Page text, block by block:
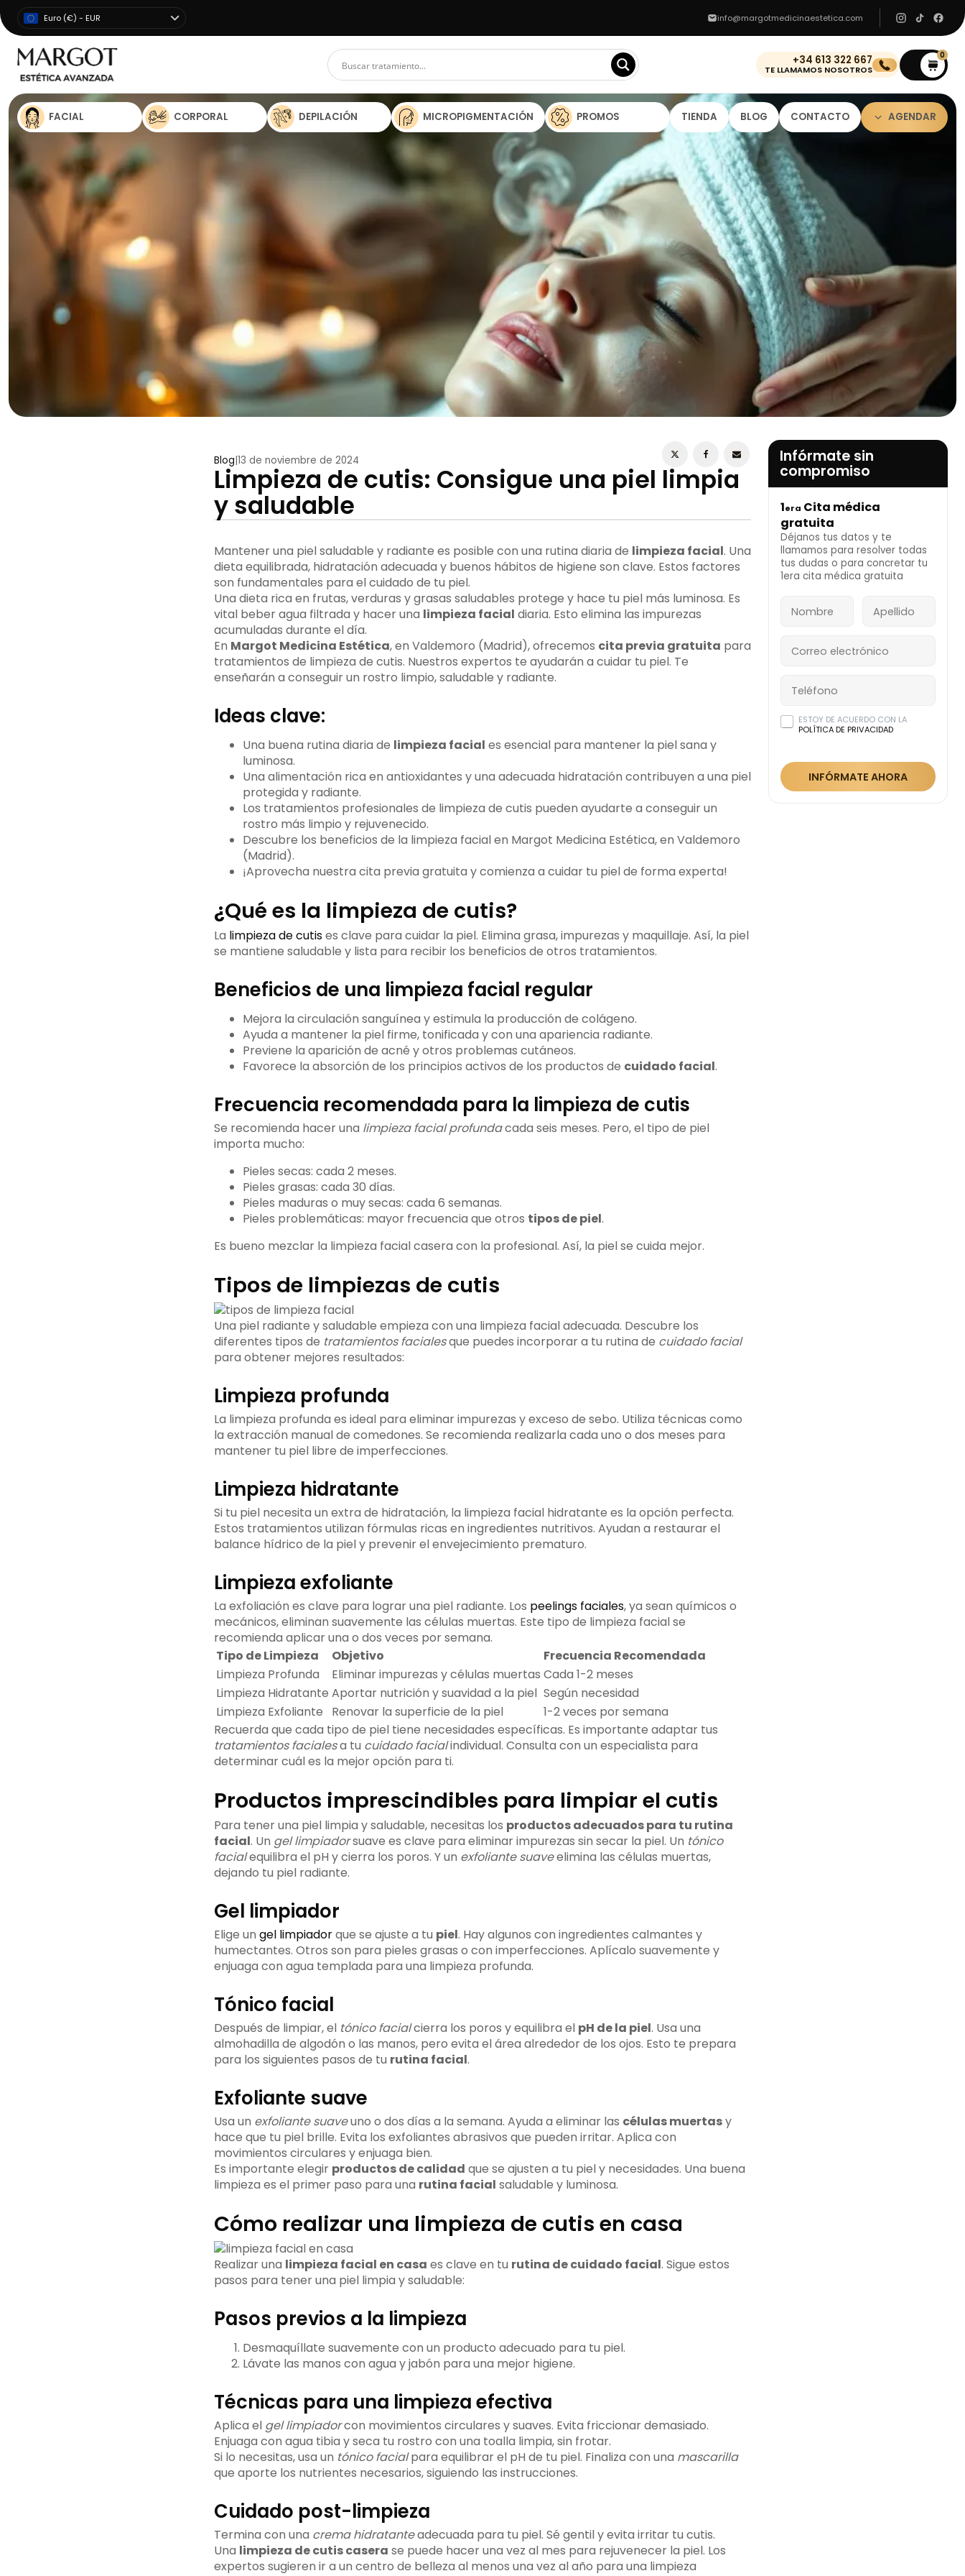
Euro (€) - EUR info@margotmedicinaestetica.com
+34 613 322 667
TE LLAMAMOS NOSOTROS
0
FACIAL CORPORAL DEPILACIÓN MICROPIGMENTACIÓN PROMOS TIENDA BLOG CONTACTO AGENDAR
ESTOY DE ACUERDO CON LA
POLÍTICA DE
PRIVACIDAD
INFÓRMATE AHORA
Blog 13 de noviembre de 2024
Limpieza de cutis: Consigue una piel limpia
y saludable
Mantener una piel saludable y radiante es posible con una rutina diaria de limpieza facial. Una
dieta equilibrada, hidratación adecuada y buenos hábitos de higiene son clave. Estos factores
son fundamentales para el cuidado de tu piel.
Una dieta rica en frutas, verduras y grasas saludables protege y hace tu piel más luminosa. Es
vital beber agua filtrada y hacer una limpieza facial diaria. Esto elimina las impurezas
acumuladas durante el día.
En Margot Medicina Estética, en Valdemoro (Madrid), ofrecemos cita previa gratuita para
tratamientos de limpieza de cutis. Nuestros expertos te ayudarán a cuidar tu piel. Te
enseñarán a conseguir un rostro limpio, saludable y radiante.
Ideas clave:
Una buena rutina diaria de limpieza facial es esencial para mantener la piel sana y
luminosa.
Una alimentación rica en antioxidantes y una adecuada hidratación contribuyen a una piel
protegida y radiante.
Los tratamientos profesionales de limpieza de cutis pueden ayudarte a conseguir un
rostro más limpio y rejuvenecido.
Descubre los beneficios de la limpieza facial en Margot Medicina Estética, en Valdemoro
(Madrid).
¡Aprovecha nuestra cita previa gratuita y comienza a cuidar tu piel de forma experta!
¿Qué es la limpieza de cutis?
La limpieza de cutises clave para cuidar la piel. Elimina grasa, impurezas y maquillaje. Así, la piel
se mantiene saludable y lista para recibir los beneficios de otros tratamientos.
Beneficios de una limpieza facial regular
Mejora la circulación sanguínea y estimula la producción de colágeno.
Ayuda a mantener la piel firme, tonificada y con una apariencia radiante.
Previene la aparición de acné y otros problemas cutáneos.
Favorece la absorción de los principios activos de los productos de cuidado facial.
Frecuencia recomendada para la limpieza de cutis
Se recomienda hacer una limpieza facial profundacada seis meses. Pero, el tipo de piel
importa mucho:
Pieles secas: cada 2 meses.
Pieles grasas: cada 30 días.
Pieles maduras o muy secas: cada 6 semanas.
Pieles problemáticas: mayor frecuencia que otros tipos de piel.
Es bueno mezclar la limpieza facial casera con la profesional. Así, la piel se cuida mejor.
Tipos de limpiezas de cutis
Una piel radiante y saludable empieza con una limpieza facial adecuada. Descubre los
diferentes tipos de tratamientos facialesque puedes incorporar a tu rutina de cuidado facial
para obtener mejores resultados:
Limpieza profunda
La limpieza profunda es ideal para eliminar impurezas y exceso de sebo. Utiliza técnicas como
la extracción manual de comedones. Se recomienda realizarla cada uno o dos meses para
mantener tu piel libre de imperfecciones.
Limpieza hidratante
Si tu piel necesita un extra de hidratación, la limpieza facial hidratante es la opción perfecta.
Estos tratamientos utilizan fórmulas ricas en ingredientes nutritivos. Ayudan a restaurar el
balance hídrico de la piel y prevenir el envejecimiento prematuro.
Limpieza exfoliante
La exfoliación es clave para lograr una piel radiante. Los peelings faciales, ya sean químicos o
mecánicos, eliminan suavemente las células muertas. Este tipo de limpieza facial se
recomienda aplicar una o dos veces por semana.
Tipo de Limpieza
Objetivo
Frecuencia Recomendada
Limpieza Profunda
Eliminar impurezas y células muertas Cada 1-2 meses
Limpieza Hidratante Aportar nutrición y suavidad a la piel Según necesidad
Limpieza Exfoliante
Renovar la superficie de la piel
1-2 veces por semana
Recuerda que cada tipo de piel tiene necesidades específicas. Es importante adaptar tus
tratamientos facialesa tu cuidado facialindividual. Consulta con un especialista para
determinar cuál es la mejor opción para ti.
Productos imprescindibles para limpiar el cutis
Para tener una piel limpia y saludable, necesitas los productos adecuados para tu rutina
facial. Un gel limpiadorsuave es clave para eliminar impurezas sin secar la piel. Un tónico
facialequilibra el pH y cierra los poros. Y un exfoliante suaveelimina las células muertas,
dejando tu piel radiante.
Gel limpiador
Elige un gel limpiadorque se ajuste a tu piel. Hay algunos con ingredientes calmantes y
humectantes. Otros son para pieles grasas o con imperfecciones. Aplícalo suavemente y
enjuaga con agua templada para una limpieza profunda.
Tónico facial
Después de limpiar, el tónico facialcierra los poros y equilibra el pH de la piel. Usa una
almohadilla de algodón o las manos, pero evita el área alrededor de los ojos. Esto te prepara
para los siguientes pasos de tu rutina facial.
Exfoliante suave
Usa un exfoliante suaveuno o dos días a la semana. Ayuda a eliminar las células muertasy
hace que tu piel brille. Evita los exfoliantes abrasivos que pueden irritar. Aplica con
movimientos circulares y enjuaga bien.
Es importante elegir productos de calidad que se ajusten a tu piel y necesidades. Una buena
limpieza es el primer paso para una rutina facial saludable y luminosa.
Cómo realizar una limpieza de cutis en casa
Realizar una limpieza facial en casa es clave en tu rutina de cuidado facial. Sigue estos
pasos para tener una piel limpia y saludable:
Pasos previos a la limpieza
Desmaquíllate suavemente con un producto adecuado para tu piel.
Lávate las manos con agua y jabón para una mejor higiene.
Técnicas para una limpieza efectiva
Aplica el gel limpiadorcon movimientos circulares y suaves. Evita friccionar demasiado.
Enjuaga con agua tibia y seca tu rostro con una toalla limpia, sin frotar.
Si lo necesitas, usa un tónico facialpara equilibrar el pH de tu piel. Finaliza con una mascarilla
que aporte los nutrientes necesarios, siguiendo las instrucciones.
Cuidado post-limpieza
Termina con una crema hidratanteadecuada para tu piel. Sé gentil y evita irritar tu cutis.
Una limpieza de cutis casera se puede hacer una vez al mes para rejuvenecer la piel. Los
expertos sugieren ir a un centro de belleza al menos una vez al año para una limpieza
Infórmate sin
compromiso
1era Cita médica
gratuita
Déjanos tus datos y te
llamamos para resolver todas
tus dudas o para concretar tu
1era cita médica gratuita
ESTOY DE ACUERDO CON LA
POLÍTICA DE PRIVACIDAD
INFÓRMATE AHORA